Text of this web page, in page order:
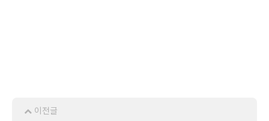
이전글